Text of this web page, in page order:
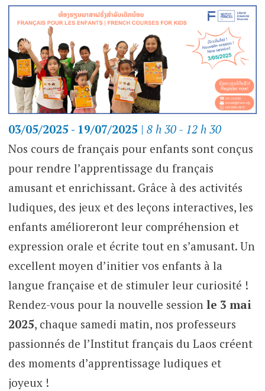
03/05/2025 - 19/07/2025 | 8 h 30 - 12 h 30
Nos cours de français pour enfants sont conçus
pour rendre l’apprentissage du français
amusant et enrichissant. Grâce à des activités
ludiques, des jeux et des leçons interactives, les
enfants amélioreront leur compréhension et
expression orale et écrite tout en s’amusant. Un
excellent moyen d’initier vos enfants à la
langue française et de stimuler leur curiosité !
Rendez-vous pour la nouvelle sessionle 3 mai
2025, chaque samedi matin, nos professeurs
passionnés de l’Institut français du Laos créent
des moments d’apprentissage ludiques et
joyeux !